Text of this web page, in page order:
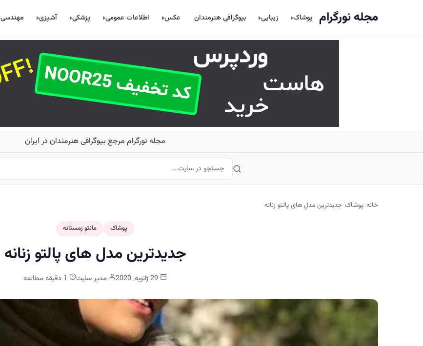
مجله نورگرام پوشاک زیبایی بیوگرافی هنرمندان عکس اطلاعات عمومی پزشکی آشپزی مهندسی
مجله نورگرام مرجع بیوگرافی هنرمندان در ایران
خانه/پوشاک/جدیدترین مدل های پالتو زنانه
پوشاک مانتو زمستانه
جدیدترین مدل های پالتو زنانه
مدیر سایت